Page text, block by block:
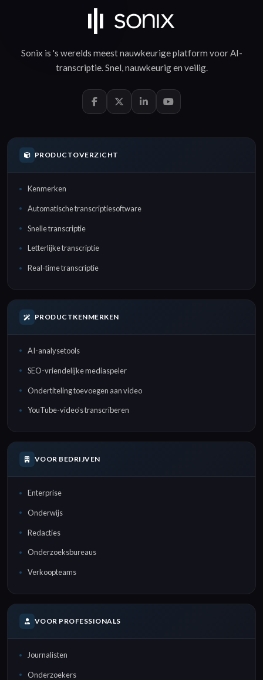
Sonix is 's werelds meest nauwkeurige platform voorAI-
transcriptie.Snel,nauwkeurigen veilig.
PRODUCTOVERZICHT
Kenmerken
Automatische transcriptiesoftware
Snelle transcriptie
Letterlijke transcriptie
Real-time transcriptie
PRODUCTKENMERKEN
AI-analysetools
SEO-vriendelijke mediaspeler
Ondertiteling toevoegen aan video
YouTube-video's transcriberen
VOOR BEDRIJVEN
Enterprise
Onderwijs
Redacties
Onderzoeksbureaus
Verkoopteams
VOOR PROFESSIONALS
Journalisten
Onderzoekers